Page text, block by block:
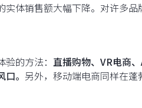
体销售额大幅下降。对许多
的方法： 直播购物、VR电商
。 另外，移动端电商同样在